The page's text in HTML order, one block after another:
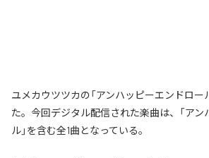
ユメカウツツカの「アンハッピーエンドロー
た。今回デジタル配信された楽曲は、「ア
ル」を含む全1曲となっている。